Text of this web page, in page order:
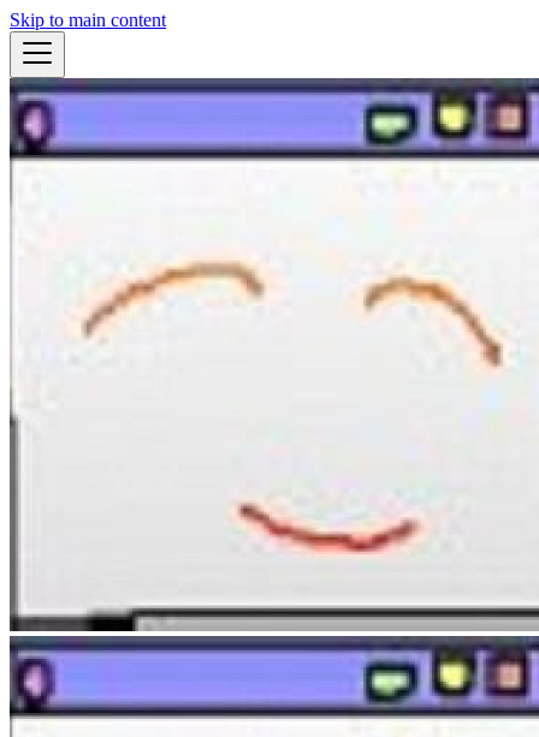
Skip to main content